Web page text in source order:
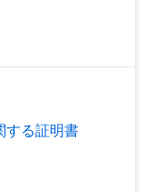
する証明書